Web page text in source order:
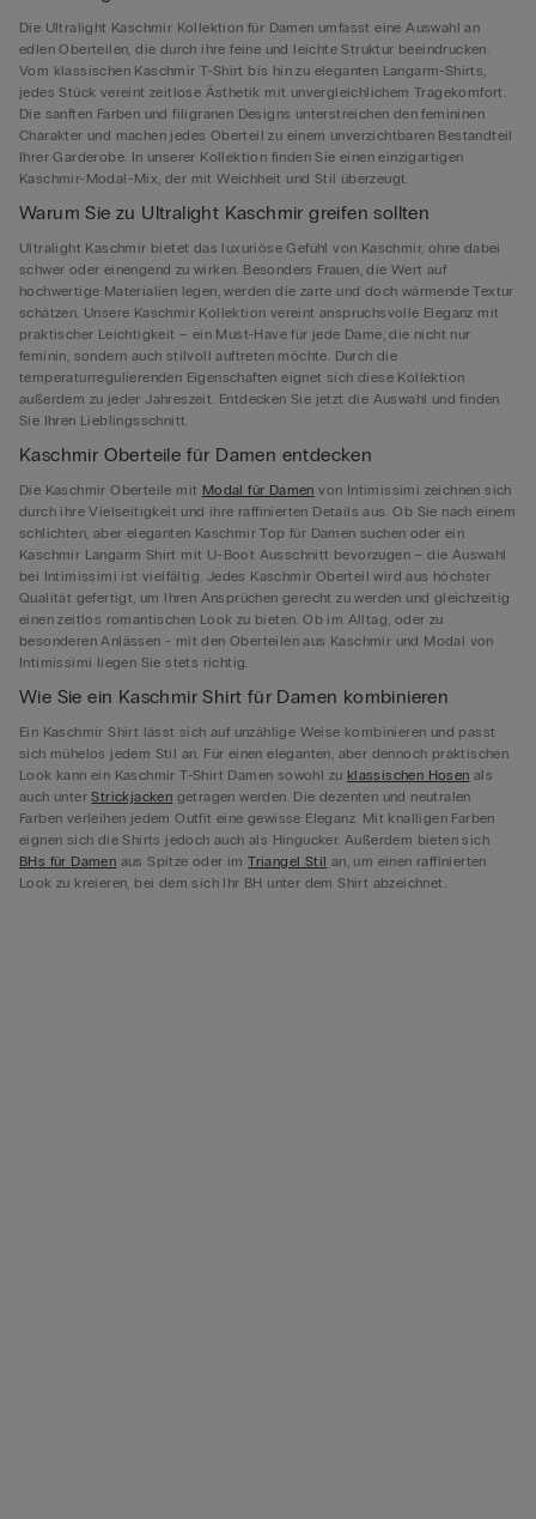
Die Ultralight Kaschmir Kollektion für Damen umfasst eine Auswahl an
edlen Oberteilen, die durch ihre feine und leichte Struktur beeindrucken.
Vom klassischen Kaschmir T-Shirt bis hin zu eleganten Langarm-Shirts,
jedes Stück vereint zeitlose Ästhetik mit unvergleichlichem Tragekomfort.
Die sanften Farben und filigranen Designs unterstreichen den femininen
Charakter und machen jedes Oberteil zu einem unverzichtbaren Bestandteil
Ihrer Garderobe. In unserer Kollektion finden Sie einen einzigartigen
Kaschmir-Modal-Mix, der mit Weichheit und Stil überzeugt.
Warum Sie zu Ultralight Kaschmir greifen sollten
Ultralight Kaschmir bietet das luxuriöse Gefühl von Kaschmir, ohne dabei
schwer oder einengend zu wirken. Besonders Frauen, die Wert auf
hochwertige Materialien legen, werden die zarte und doch wärmende Textur
schätzen. Unsere Kaschmir Kollektion vereint anspruchsvolle Eleganz mit
praktischer Leichtigkeit – ein Must-Have für jede Dame, die nicht nur
feminin, sondern auch stilvoll auftreten möchte. Durch die
temperaturregulierenden Eigenschaften eignet sich diese Kollektion
außerdem zu jeder Jahreszeit. Entdecken Sie jetzt die Auswahl und finden
Sie Ihren Lieblingsschnitt.
Kaschmir Oberteile für Damen entdecken
Die Kaschmir Oberteile mit Modal für Damen von Intimissimi zeichnen sich
durch ihre Vielseitigkeit und ihre raffinierten Details aus. Ob Sie nach einem
schlichten, aber eleganten Kaschmir Top für Damen suchen oder ein
Kaschmir Langarm Shirt mit U-Boot Ausschnitt bevorzugen – die Auswahl
bei Intimissimi ist vielfältig. Jedes Kaschmir Oberteil wird aus höchster
Qualität gefertigt, um Ihren Ansprüchen gerecht zu werden und gleichzeitig
einen zeitlos romantischen Look zu bieten. Ob im Alltag, oder zu
besonderen Anlässen - mit den Oberteilen aus Kaschmir und Modal von
Intimissimi liegen Sie stets richtig.
Wie Sie ein Kaschmir Shirt für Damen kombinieren
Ein Kaschmir Shirt lässt sich auf unzählige Weise kombinieren und passt
sich mühelos jedem Stil an. Für einen eleganten, aber dennoch praktischen
Look kann ein Kaschmir T-Shirt Damen sowohl zu klassischen Hosen als
auch unterStrickjacken getragen werden. Die dezenten und neutralen
Farben verleihen jedem Outfit eine gewisse Eleganz. Mit knalligen Farben
eignen sich die Shirts jedoch auch als Hingucker. Außerdem bieten sich
BHs für Damen aus Spitze oder imTriangel Stil an, um einen raffinierten
Look zu kreieren, bei dem sich Ihr BH unter dem Shirt abzeichnet.